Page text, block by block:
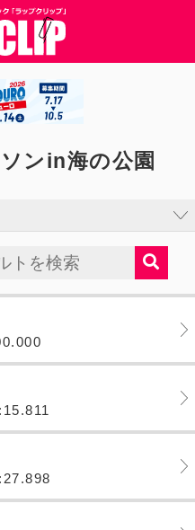
ンin海の公園